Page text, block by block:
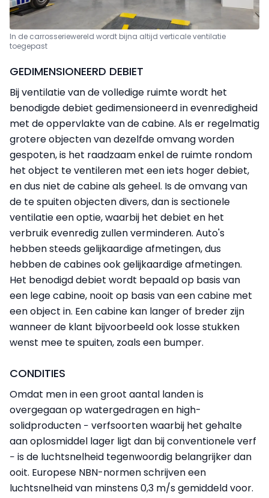
In de carrosseriewereld wordt bijna altijd verticale ventilatie
toegepast
GEDIMENSIONEERD DEBIET
Bij ventilatie van de volledige ruimte wordt het
benodigde debiet gedimensioneerd in evenredigheid
met de oppervlakte van de cabine. Als er regelmatig
grotere objecten van dezelfde omvang worden
gespoten, is het raadzaam enkel de ruimte rondom
het object te ventileren met een iets hoger debiet,
en dus niet de cabine als geheel. Is de omvang van
de te spuiten objecten divers, dan is sectionele
ventilatie een optie, waarbij het debiet en het
verbruik evenredig zullen verminderen. Auto's
hebben steeds gelijkaardige afmetingen, dus
hebben de cabines ook gelijkaardige afmetingen.
Het benodigd debiet wordt bepaald op basis van
een lege cabine, nooit op basis van een cabine met
een object in. Een cabine kan langer of breder zijn
wanneer de klant bijvoorbeeld ook losse stukken
wenst mee te spuiten, zoals een bumper.
CONDITIES
Omdat men in een groot aantal landen is
overgegaan op watergedragen en high-
solidproducten − verfsoorten waarbij het gehalte
aan oplosmiddel lager ligt dan bij conventionele verf
− is de luchtsnelheid tegenwoordig belangrijker dan
ooit. Europese NBN-normen schrijven een
luchtsnelheid van minstens 0,3 m/s gemiddeld voor.